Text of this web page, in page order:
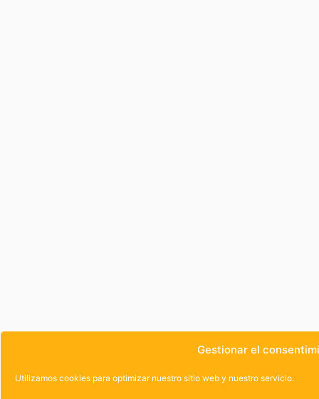
Gestionar el
Utilizamos cookies para optimizar nuestro sitio web y nuestro servicio.